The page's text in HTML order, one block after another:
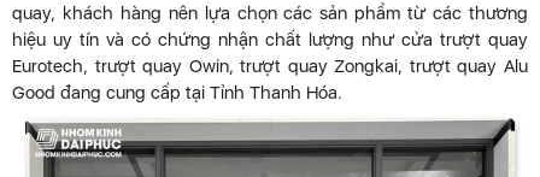
quay, khách hàng nên lựa chọn các sản phẩm từ các thương
hiệu uy tín và có chứng nhận chất lượng như cửa trượt quay
Eurotech, trượt quay Owin, trượt quay Zongkai, trượt quay Alu
Good đang cung cấp tại Tỉnh Thanh Hóa.